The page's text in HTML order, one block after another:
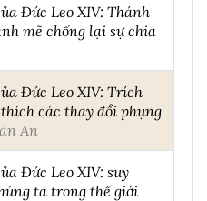
Đức Leo XIV: Thánh
mẽ chống lại sự chia
Đức Leo XIV: Trích
các thay đổi phụng
An
Đức Leo XIV: suy
ta trong thế giới